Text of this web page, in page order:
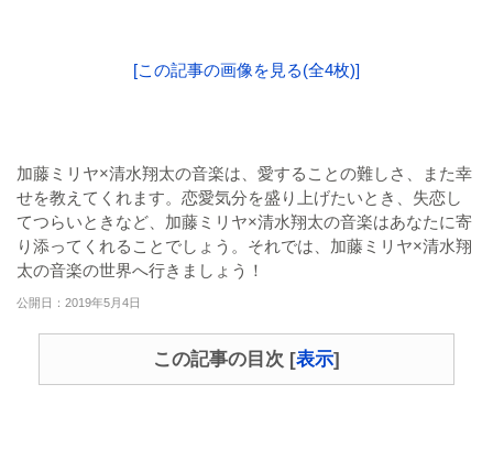
[この記事の画像を見る(全4枚)]
加藤ミリヤ×清水翔太の音楽は、愛することの難しさ、また幸
せを教えてくれます。恋愛気分を盛り上げたいとき、失恋し
てつらいときなど、加藤ミリヤ×清水翔太の音楽はあなたに寄
り添ってくれることでしょう。それでは、加藤ミリヤ×清水翔
太の音楽の世界へ行きましょう！
公開日：2019年5月4日
この記事の目次 [表示]